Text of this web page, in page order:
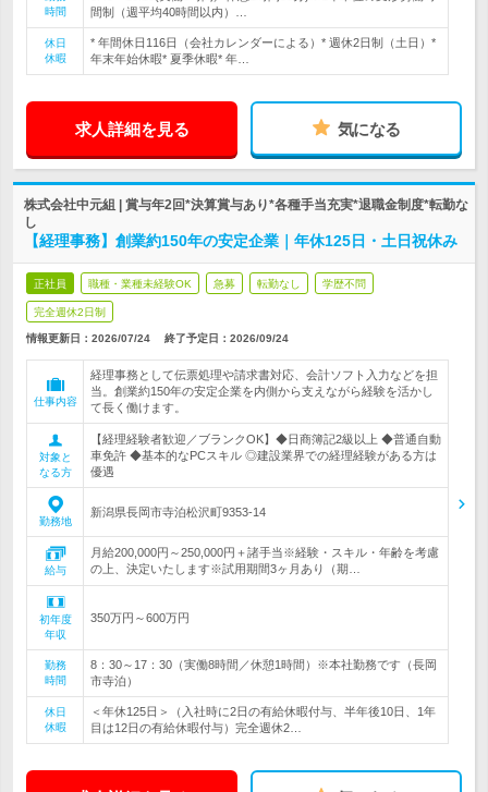
時間
間制（週平均40時間以内）…
休日
休暇
* 年間休日116日（会社カレンダーによる）* 週休2日制（土日）*
年末年始休暇* 夏季休暇* 年…
求人詳細を見る 気になる
株式会社中元組 | 賞与年2回*決算賞与あり*各種手当充実*退職金制度*転勤な
し
【経理事務】創業約150年の安定企業｜年休125日・土日祝休み
正社員 職種・業種未経験OK 急募 転勤なし 学歴不問
完全週休2日制
情報更新日：2026/07/24 終了予定日： 2026/09/24
仕事内容
経理事務として伝票処理や請求書対応、会計ソフト入力などを担
当。創業約150年の安定企業を内側から支えながら経験を活かし
て長く働けます。
対象と
なる方
【経理経験者歓迎／ブランクOK】◆日商簿記2級以上 ◆普通自動
車免許 ◆基本的なPCスキル ◎建設業界での経理経験がある方は
優遇
勤務地
新潟県長岡市寺泊松沢町9353-14
給与
月給200,000円～250,000円＋諸手当※経験・スキル・年齢を考慮
の上、決定いたします※試用期間3ヶ月あり（期…
初年度
年収
350万円～600万円
勤務
時間
8：30～17：30（実働8時間／休憩1時間）※本社勤務です（長岡
市寺泊）
休日
休暇
＜年休125日＞（入社時に2日の有給休暇付与、半年後10日、1年
目は12日の有給休暇付与）完全週休2…